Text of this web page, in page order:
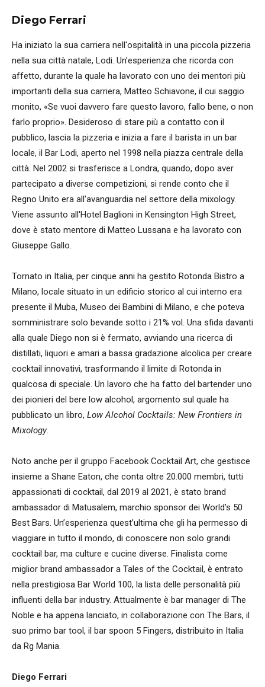
Diego Ferrari
Ha iniziato la sua carriera nell'ospitalità in una piccola pizzeria
nella sua città natale, Lodi. Un’esperienza che ricorda con
affetto, durante la quale ha lavorato con uno dei mentori più
importanti della sua carriera, Matteo Schiavone, il cui saggio
monito, «Se vuoi davvero fare questo lavoro, fallo bene, o non
farlo proprio». Desideroso di stare più a contatto con il
pubblico, lascia la pizzeria e inizia a fare il barista in un bar
locale, il Bar Lodi, aperto nel 1998 nella piazza centrale della
città. Nel 2002 si trasferisce a Londra, quando, dopo aver
partecipato a diverse competizioni, si rende conto che il
Regno Unito era all'avanguardia nel settore della mixology.
Viene assunto all'Hotel Baglioni in Kensington High Street,
dove è stato mentore di Matteo Lussana e ha lavorato con
Giuseppe Gallo.
Tornato in Italia, per cinque anni ha gestito Rotonda Bistro a
Milano, locale situato in un edificio storico al cui interno era
presente il Muba, Museo dei Bambini di Milano, e che poteva
somministrare solo bevande sotto i 21% vol. Una sfida davanti
alla quale Diego non si è fermato, avviando una ricerca di
distillati, liquori e amari a bassa gradazione alcolica per creare
cocktail innovativi, trasformando il limite di Rotonda in
qualcosa di speciale. Un lavoro che ha fatto del bartender uno
dei pionieri del bere low alcohol, argomento sul quale ha
pubblicato un libro, Low Alcohol Cocktails: New Frontiers in
Mixology.
Noto anche per il gruppo Facebook Cocktail Art, che gestisce
insieme a Shane Eaton, che conta oltre 20.000 membri, tutti
appassionati di cocktail, dal 2019 al 2021, è stato brand
ambassador di Matusalem, marchio sponsor dei World’s 50
Best Bars. Un’esperienza quest’ultima che gli ha permesso di
viaggiare in tutto il mondo, di conoscere non solo grandi
cocktail bar, ma culture e cucine diverse. Finalista come
miglior brand ambassador a Tales of the Cocktail, è entrato
nella prestigiosa Bar World 100, la lista delle personalità più
influenti della bar industry. Attualmente è bar manager di The
Noble e ha appena lanciato, in collaborazione con The Bars, il
suo primo bar tool, il bar spoon 5 Fingers, distribuito in Italia
da Rg Mania.
Diego Ferrari